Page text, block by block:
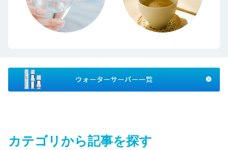
カテゴリから記事を探す